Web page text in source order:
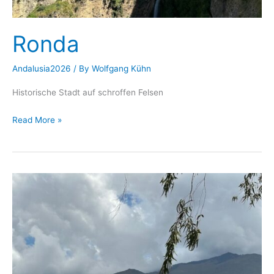
Ronda
Andalusia2026 / By Wolfgang Kühn
Historische Stadt auf schroffen Felsen
Ronda
Read More »